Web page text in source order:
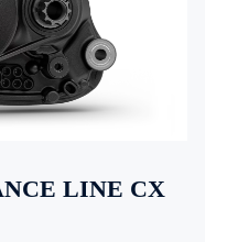
LINE CX